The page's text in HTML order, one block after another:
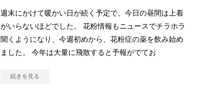
週末にかけて暖かい日が続く予定で、今日の昼間は上着
がいらないほどでした。 花粉情報もニュースでチラホラ
聞くようになり、今週初めから、花粉症の薬を飲み始め
ました。 今年は大量に飛散すると予報がでてお
続きを見る